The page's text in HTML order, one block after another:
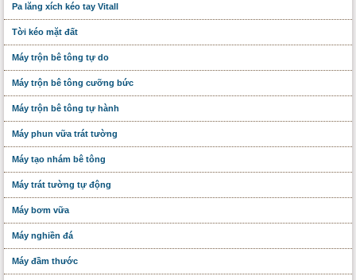
Pa lăng xích kéo tay Vitall
Tời kéo mặt đất
Máy trộn bê tông tự do
Máy trộn bê tông cưỡng bức
Máy trộn bê tông tự hành
Máy phun vữa trát tường
Máy tạo nhám bê tông
Máy trát tường tự động
Máy bơm vữa
Máy nghiền đá
Máy đầm thước